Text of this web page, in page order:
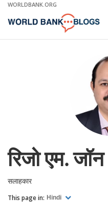
Skip
Main
WORLDBANK.ORG
रिजो एम. जॉन
सलाहकार
This page in: Hindi